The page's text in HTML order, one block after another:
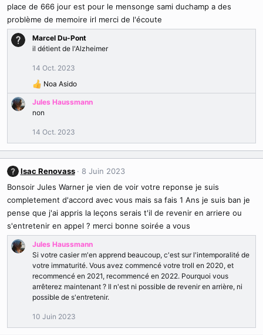
place de 666 jour est pour le mensonge sami duchamp a des
problème de memoire irl merci de l'écoute
Marcel Du-Pont
il détient de l'Alzheimer
14 Oct. 2023
R
é
a
t
i
o
s
Noa Asido
Jules Haussmann
non
14 Oct. 2023
Isac Renovass
8 Juin 2023
Bonsoir Jules Warner je vien de voir votre reponse je suis
completement d'accord avec vous mais sa fais 1 Ans je suis ban je
pense que j'ai appris la leçons serais t'il de revenir en arriere ou
s'entretenir en appel ? merci bonne soirée a vous
Jules Haussmann
Si votre casier m'en apprend beaucoup, c'est sur l'intemporalité de
votre immaturité. Vous avez commencé votre troll en 2020, et
recommencé en 2021, recommencé en 2022. Pourquoi vous
arrêterez maintenant ? Il n'est ni possible de revenir en arrière, ni
possible de s'entretenir.
10 Juin 2023